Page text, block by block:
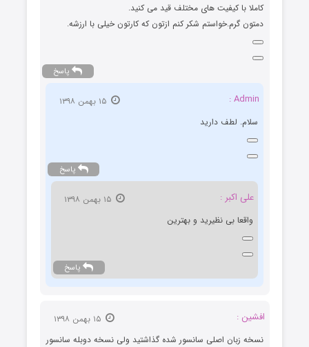
کاملا با کیفیت های مختلف قید می کنید.
دمتون گرم.خواستم شکر کنم ازتون که کارتون خیلی با ارزشه.
پاسخ
Admin :
سلام. لطف دارید
پاسخ
علی اکبر :
واقعا بی نظیرید و بهترین
پاسخ
افشین :
نسخه زبان اصلی سانسور شده گذاشتید ولی نسخه دوبله سانسور